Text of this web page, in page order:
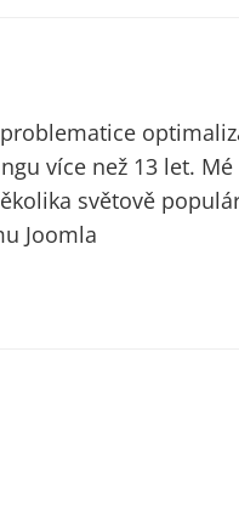
více než 13 let.
světově
Joomla